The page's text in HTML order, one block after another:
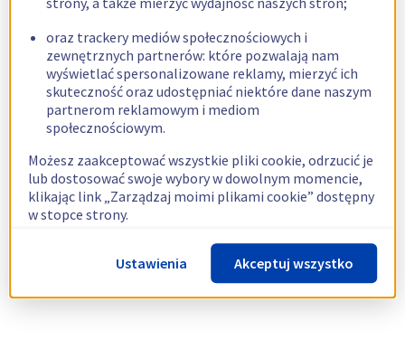
oraz trackery mediów społecznościowych i
zewnętrznych partnerów: które pozwalają nam
wyświetlać spersonalizowane reklamy, mierzyć ich
skuteczność oraz udostępniać niektóre dane naszym
partnerom reklamowym i mediom
społecznościowym.
Możesz zaakceptować wszystkie pliki cookie, odrzucić je
lub dostosować swoje wybory w dowolnym momencie,
klikając link „Zarządzaj moimi plikami cookie” dostępny
w stopce strony.
Więcej informacji znajdziesz w naszejpolityce
dotyczącej wykorzystywania plików cookie.
Ustawienia Akceptuj wszystko